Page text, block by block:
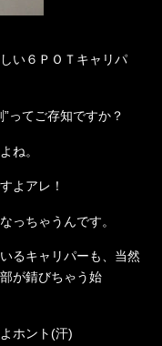
い６ＰＯＴキャリパ
ってご存知ですか？
ね。
よアレ！
っちゃうんです。
るキャリパーも、当然
が錆びちゃう始
ホント(汗)